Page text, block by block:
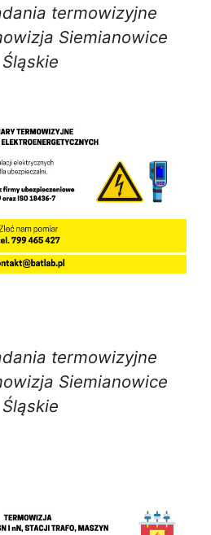
termowizyjne
Siemianowice
Śląskie
termowizyjne
Siemianowice
Śląskie